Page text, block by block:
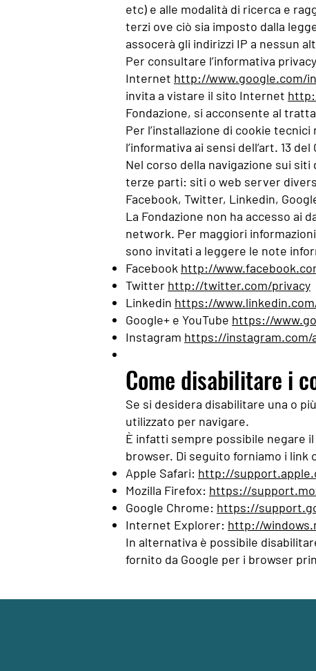
etc) e alle modalità di ricerca e
terzi ove ciò sia imposto dalla
assocerà gli indirizzi IP a nessun
Per consultare l’informativa
Internet http://www.google.com/
invita a vistare il sito Internet
Fondazione, si acconsente al
Per l’installazione di cookie
l’informativa ai sensi dell’art. 13 del
Nel corso della navigazione sui
terze parti: siti o web server
Facebook, Twitter, Linkedin,
La Fondazione non ha accesso ai
network. Per maggiori
sono invitati a leggere le note
Facebook http://
Twitter http://twitter.com/privacy
Linkedin https://
Google+ e YouTube https://
Instagram https://instagram.com/
Come disabilitare i
Se si desidera disabilitare una o
utilizzato per navigare.
È infatti sempre possibile negare
browser. Di seguito forniamo i
Apple Safari: http://
Mozilla Firefox: https://
Google Chrome: https://
Internet Explorer: http://
In alternativa è possibile
fornito da Google per i browser